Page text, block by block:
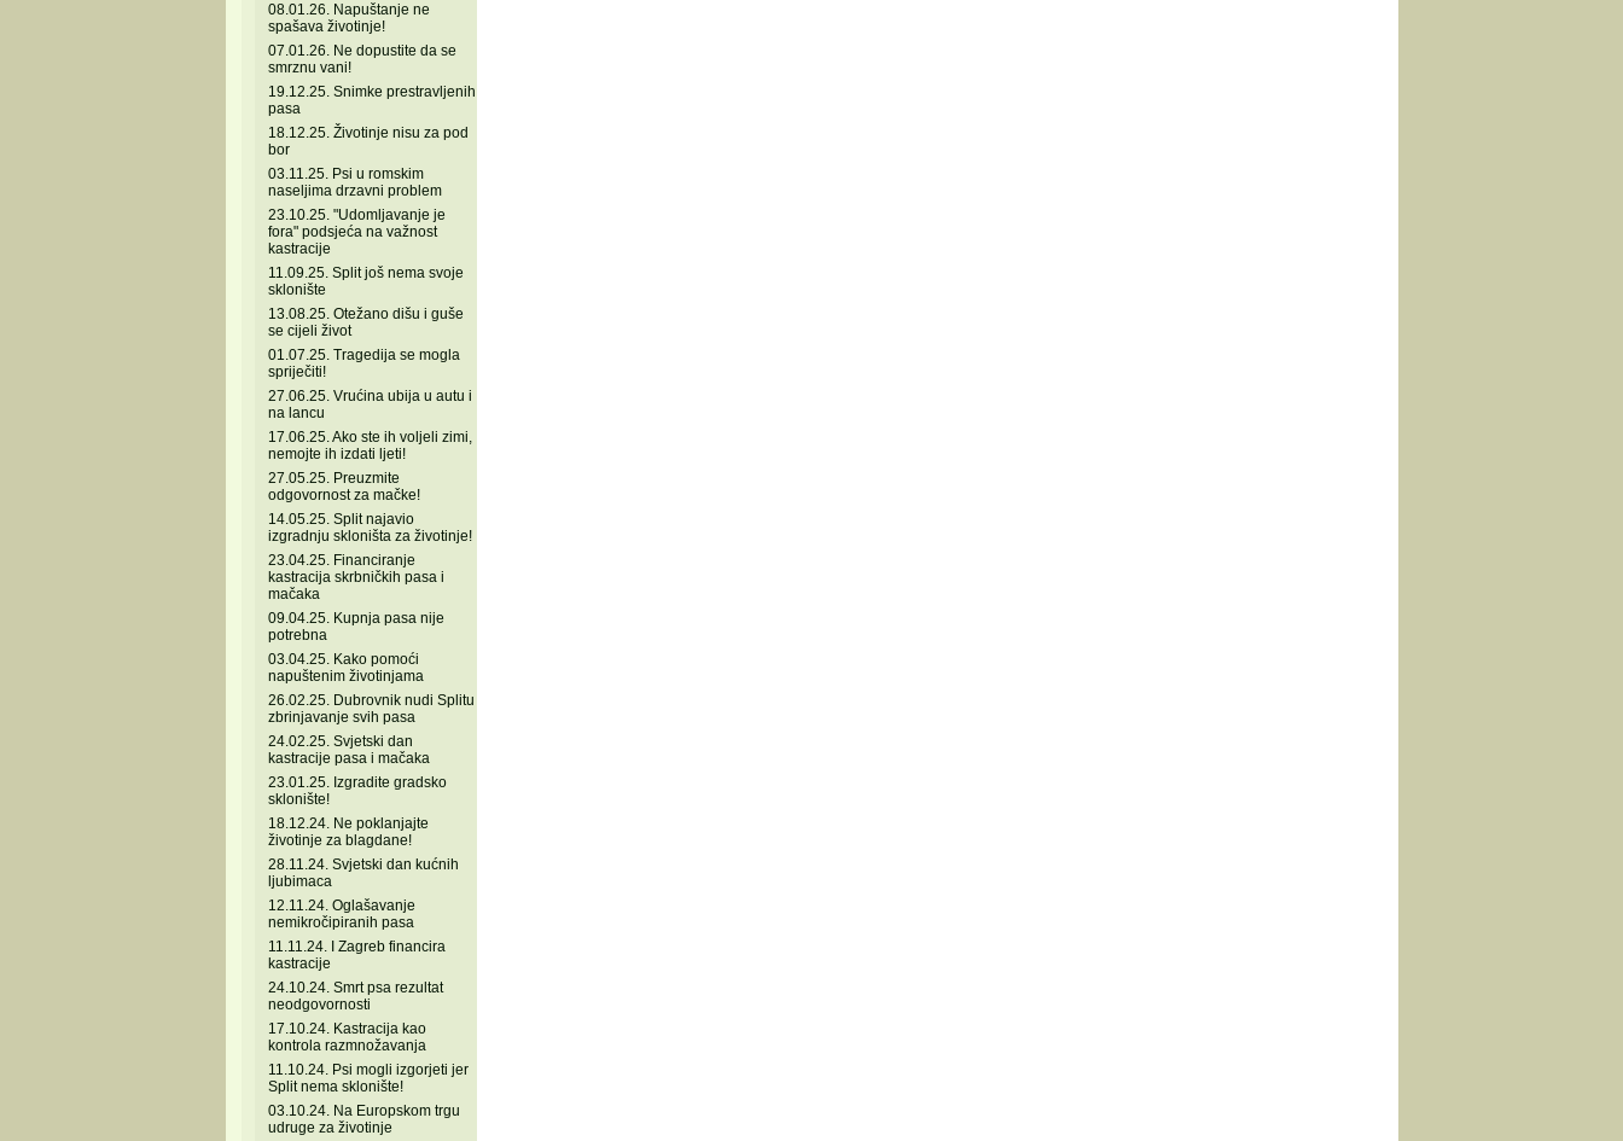
08.01.26. Napuštanje ne
spašava životinje!
07.01.26. Ne dopustite da se
smrznu vani!
19.12.25. Snimke prestravljenih
pasa
18.12.25. Životinje nisu za pod
bor
03.11.25. Psi u romskim
naseljima drzavni problem
23.10.25. "Udomljavanje je
fora" podsjeća na važnost
kastracije
11.09.25. Split još nema svoje
sklonište
13.08.25. Otežano dišu i guše
se cijeli život
01.07.25. Tragedija se mogla
spriječiti!
27.06.25. Vrućina ubija u autu i
na lancu
17.06.25. Ako ste ih voljeli zimi,
nemojte ih izdati ljeti!
27.05.25. Preuzmite
odgovornost za mačke!
14.05.25. Split najavio
izgradnju skloništa za životinje!
23.04.25. Financiranje
kastracija skrbničkih pasa i
mačaka
09.04.25. Kupnja pasa nije
potrebna
03.04.25. Kako pomoći
napuštenim životinjama
26.02.25. Dubrovnik nudi Splitu
zbrinjavanje svih pasa
24.02.25. Svjetski dan
kastracije pasa i mačaka
23.01.25. Izgradite gradsko
sklonište!
18.12.24. Ne poklanjajte
životinje za blagdane!
28.11.24. Svjetski dan kućnih
ljubimaca
12.11.24. Oglašavanje
nemikročipiranih pasa
11.11.24. I Zagreb financira
kastracije
24.10.24. Smrt psa rezultat
neodgovornosti
17.10.24. Kastracija kao
kontrola razmnožavanja
11.10.24. Psi mogli izgorjeti jer
Split nema sklonište!
03.10.24. Na Europskom trgu
udruge za životinje